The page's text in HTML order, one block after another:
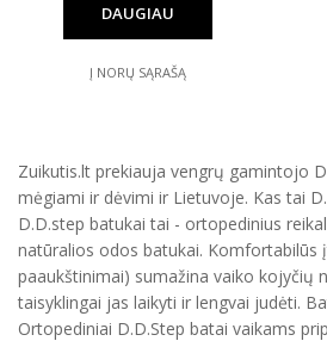
DAUGIAU
Į NORŲ SĄRAŠĄ
Zuikutis.lt prekiauja vengrų gamintojo
mėgiami ir dėvimi ir Lietuvoje. Kas tai
D.D.step batukai tai - ortopedinius
natūralios odos batukai. Komfortabilūs
paaukštinimai) sumažina vaiko kojyčių
taisyklingai jas laikyti ir lengvai judėti.
Ortopediniai D.D.Step batai vaikams